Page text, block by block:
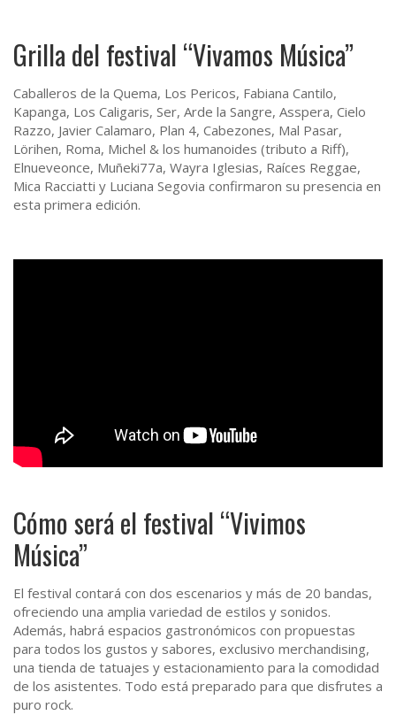
Grilla del festival “Vivamos Música”
Caballeros de la Quema, Los Pericos, Fabiana Cantilo,
Kapanga, Los Caligaris, Ser, Arde la Sangre, Asspera, Cielo
Razzo, Javier Calamaro, Plan 4, Cabezones, Mal Pasar,
Lörihen, Roma, Michel & los humanoides (tributo a Riff),
Elnueveonce, Muñeki77a, Wayra Iglesias, Raíces Reggae,
Mica Racciatti y Luciana Segovia confirmaron su presencia en
esta primera edición.
Cómo será el festival “Vivimos
Música”
El festival contará con dos escenarios y más de 20 bandas,
ofreciendo una amplia variedad de estilos y sonidos.
Además, habrá espacios gastronómicos con propuestas
para todos los gustos y sabores, exclusivo merchandising,
una tienda de tatuajes y estacionamiento para la comodidad
de los asistentes. Todo está preparado para que disfrutes a
puro rock.